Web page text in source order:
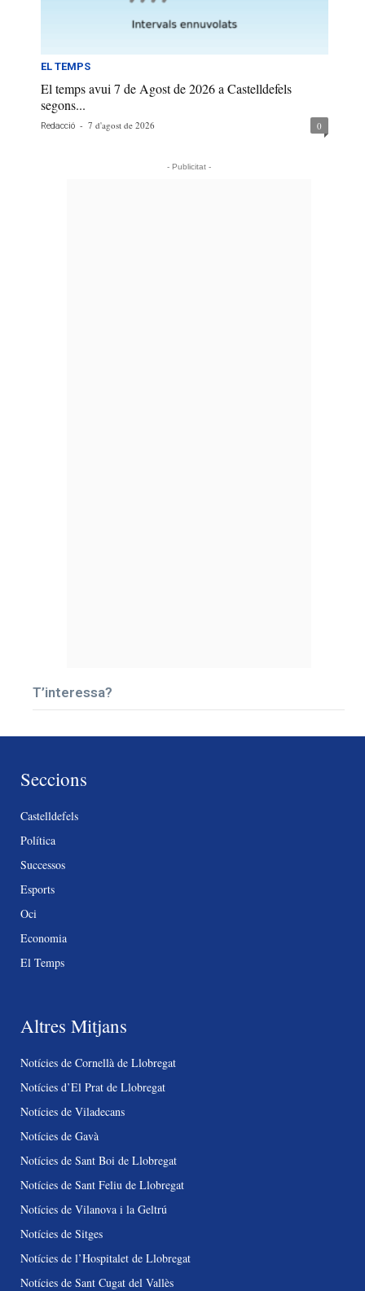
EL TEMPS
El temps avui 7 de Agost de 2026 a Castelldefels
segons...
Redacció - 7 d'agost de 2026 0
- Publicitat -
T’interessa?
Seccions
Castelldefels
Política
Successos
Esports
Oci
Economia
El Temps
Altres Mitjans
Notícies de Cornellà de Llobregat
Notícies d’El Prat de Llobregat
Notícies de Viladecans
Notícies de Gavà
Notícies de Sant Boi de Llobregat
Notícies de Sant Feliu de Llobregat
Notícies de Vilanova i la Geltrú
Notícies de Sitges
Notícies de l’Hospitalet de Llobregat
Notícies de Sant Cugat del Vallès